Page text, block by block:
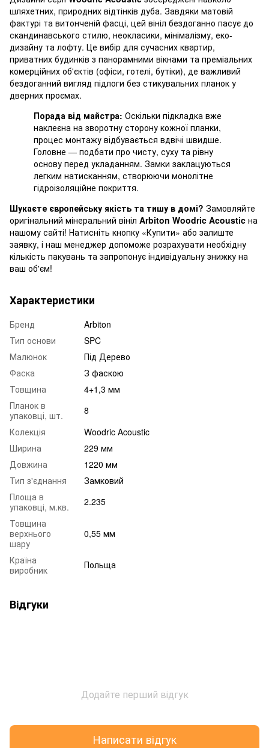
шляхетних, природних відтінків дуба. Завдяки матовій
фактурі та витонченій фасці, цей вініл бездоганно пасує до
скандинавського стилю, неокласики, мінімалізму, еко-
дизайну та лофту. Це вибір для сучасних квартир,
приватних будинків з панорамними вікнами та преміальних
комерційних об'єктів (офіси, готелі, бутіки), де важливий
бездоганний вигляд підлоги без стикувальних планок у
дверних проємах.
Порада від майстра: Оскільки підкладка вже
наклеєна на зворотну сторону кожної планки,
процес монтажу відбувається вдвічі швидше.
Головне — подбати про чисту, суху та рівну
основу перед укладанням. Замки заклацуються
легким натисканням, створюючи монолітне
гідроізоляційне покриття.
Шукаєте європейську якість та тишу в домі? Замовляйте
оригінальний мінеральний вініл Arbiton Woodric Acoustic на
нашому сайті! Натисніть кнопку «Купити» або залиште
заявку, і наш менеджер допоможе розрахувати необхідну
кількість пакувань та запропонує індивідуальну знижку на
ваш об'єм!
Характеристики
Бренд
Arbiton
Тип основи
SPC
Малюнок
Під Дерево
Фаска
З фаскою
Товщина
4+1,3 мм
Планок в
упаковці, шт.
8
Колекція
Woodric Acoustic
Ширина
229 мм
Довжина
1220 мм
Тип з'єднання
Замковий
Площа в
упаковці, м.кв.
2.235
Товщина
верхнього
шару
0,55 мм
Країна
виробник
Польща
Відгуки
Додайте перший відгук
Написати відгук